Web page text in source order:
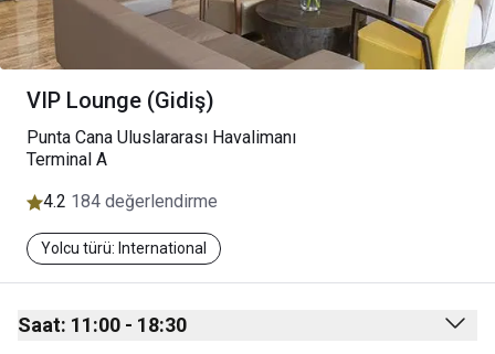
VIP Lounge (Gidiş)
Punta Cana Uluslararası Havalimanı
Terminal A
4.2 184 değerlendirme
Yolcu türü: International
Saat: 11:00 - 18:30